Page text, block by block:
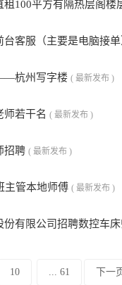
租100平方有隔热层阁楼
客服（主要是电脑接单
杭州写字楼 ( 最新发布 )
师若干名 ( 最新发布 )
招聘 ( 最新发布 )
主管本地师傅 ( 最新发布 )
有限公司招聘数控车床
10 ... 61 下一